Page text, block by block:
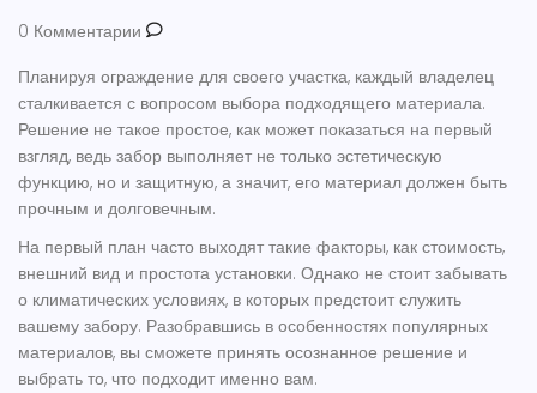
0 Комментарии
Планируя ограждение для своего участка, каждый владелец
сталкивается с вопросом выбора подходящего материала.
Решение не такое простое, как может показаться на первый
взгляд, ведь забор выполняет не только эстетическую
функцию, но и защитную, а значит, его материал должен быть
прочным и долговечным.
На первый план часто выходят такие факторы, как стоимость,
внешний вид и простота установки. Однако не стоит забывать
о климатических условиях, в которых предстоит служить
вашему забору. Разобравшись в особенностях популярных
материалов, вы сможете принять осознанное решение и
выбрать то, что подходит именно вам.